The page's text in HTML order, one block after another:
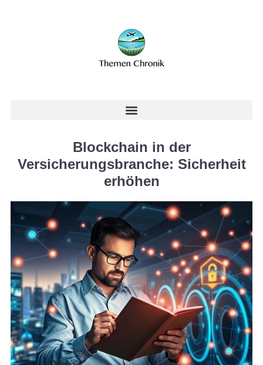
Blockchain in der
Versicherungsbranche: Sicherheit
erhöhen